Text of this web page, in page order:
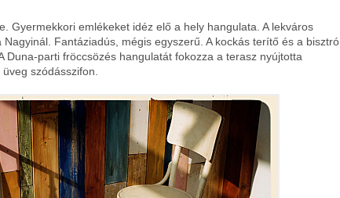
Gyermekkori emlékeket idéz elő a hely hangulata. A lekváros
Fantáziadús, mégis egyszerű. A kockás terítő és a bisztró
Duna-parti fröccsözés hangulatát fokozza a terasz nyújtotta
szódásszifon.